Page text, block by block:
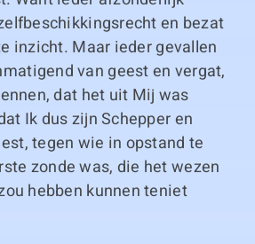
en bezat
inzicht. Maar ieder gevallen
van geest en vergat,
dat het uit Mij was
Ik dus zijn Schepper en
tegen wie in opstand te
zonde was, die het wezen
hebben kunnen teniet